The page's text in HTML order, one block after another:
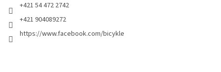
+421 54 472 2742
+421 904089272
https://www.facebook.com/bicykle